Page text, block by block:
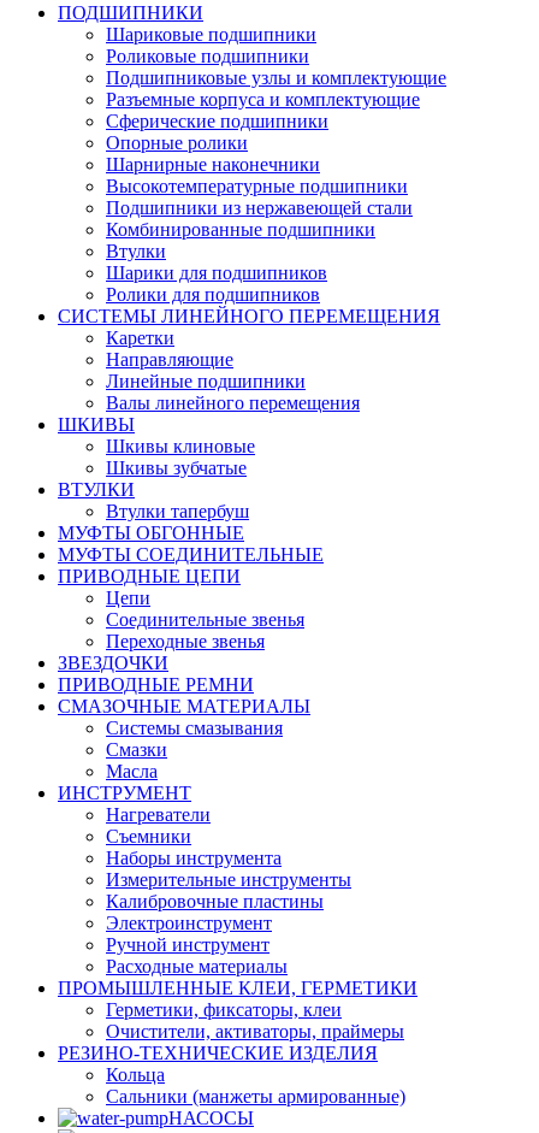
ПОДШИПНИКИ
Шариковые подшипники
Роликовые подшипники
Подшипниковые узлы и комплектующие
Разъемные корпуса и комплектующие
Сферические подшипники
Опорные ролики
Шарнирные наконечники
Высокотемпературные подшипники
Подшипники из нержавеющей стали
Комбинированные подшипники
Втулки
Шарики для подшипников
Ролики для подшипников
СИСТЕМЫ ЛИНЕЙНОГО ПЕРЕМЕЩЕНИЯ
Каретки
Направляющие
Линейные подшипники
Валы линейного перемещения
ШКИВЫ
Шкивы клиновые
Шкивы зубчатые
ВТУЛКИ
Втулки тапербуш
МУФТЫ ОБГОННЫЕ
МУФТЫ СОЕДИНИТЕЛЬНЫЕ
ПРИВОДНЫЕ ЦЕПИ
Цепи
Соединительные звенья
Переходные звенья
ЗВЕЗДОЧКИ
ПРИВОДНЫЕ РЕМНИ
СМАЗОЧНЫЕ МАТЕРИАЛЫ
Системы смазывания
Смазки
Масла
ИНСТРУМЕНТ
Нагреватели
Съемники
Наборы инструмента
Измерительные инструменты
Калибровочные пластины
Электроинструмент
Ручной инструмент
Расходные материалы
ПРОМЫШЛЕННЫЕ КЛЕИ, ГЕРМЕТИКИ
Герметики, фиксаторы, клеи
Очистители, активаторы, праймеры
РЕЗИНО-ТЕХНИЧЕСКИЕ ИЗДЕЛИЯ
Кольца
Сальники (манжеты армированные)
НАСОСЫ